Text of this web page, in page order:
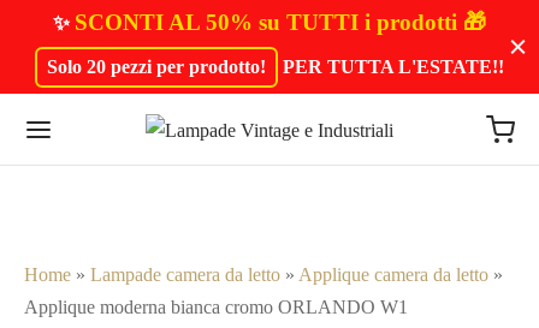
✨ SCONTI AL 50% su TUTTI i prodotti 🎁
Solo 20 pezzi per prodotto! PER TUTTA L'ESTATE!!
Home » Lampade camera da letto » Applique camera da letto »
Applique moderna bianca cromo ORLANDO W1